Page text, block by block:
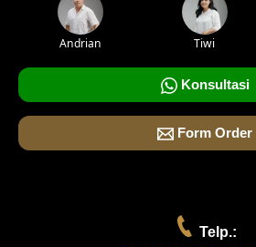
Andrian Tiwi
Konsultasi
Form Order
Telp.: